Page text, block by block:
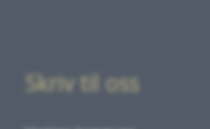
Skriv til oss